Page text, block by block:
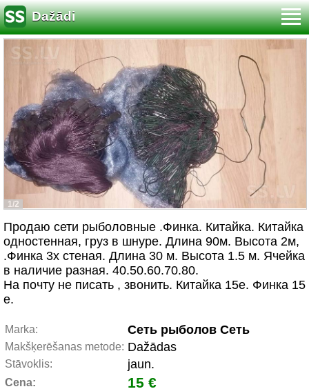
Dažādi
1/2
Продаю сети рыболовные .Финка. Китайка. Китайка
одностенная, груз в шнуре. Длина 90м. Высота 2м,
.Финка 3х стеная. Длина 30 м. Высота 1.5 м. Ячейка
в наличие разная. 40.50.60.70.80.
На почту не писать , звонить. Китайка 15е. Финка 15
е.
Marka: Сеть рыболов Сеть
Makšķerēšanas metode: Dažādas
Stāvoklis: jaun.
Cena: 15 €